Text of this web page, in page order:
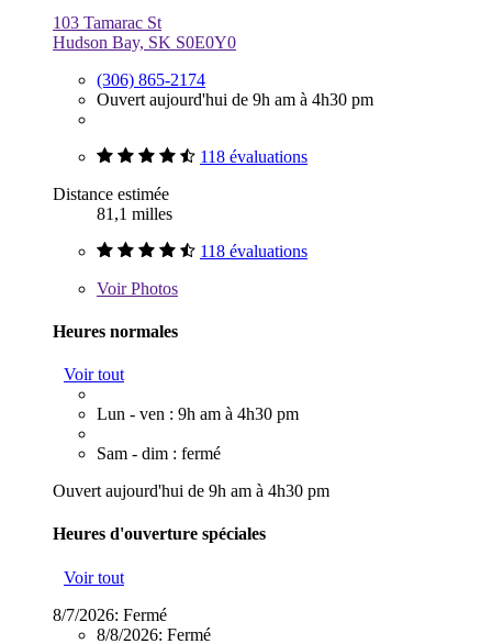
103 Tamarac St
Hudson Bay, SK S0E0Y0
(306) 865-2174
Ouvert aujourd'hui de 9h am à 4h30 pm
118 évaluations
Distance estimée
81,1 milles
118 évaluations
VoirPhotos
Heures normales
Voir tout
Lun - ven : 9h am à 4h30 pm
Sam - dim : fermé
Ouvert aujourd'hui de 9h am à 4h30 pm
Heures d'ouverture spéciales
Voir tout
8/7/2026: Fermé
8/8/2026: Fermé